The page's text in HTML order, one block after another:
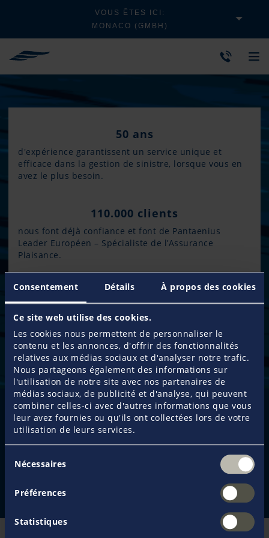
Consentement Détails À propos des cookies
Ce site web utilise des cookies.
Les cookies nous permettent de personnaliser le
contenu et les annonces, d'offrir des fonctionnalités
relatives aux médias sociaux et d'analyser notre trafic.
Nous partageons également des informations sur
l'utilisation de notre site avec nos partenaires de
médias sociaux, de publicité et d'analyse, qui peuvent
combiner celles-ci avec d'autres informations que vous
leur avez fournies ou qu'ils ont collectées lors de votre
utilisation de leurs services.
duNécessaires
Préférences
Statistiques
VOUS ÊTES ICI:
MONACO (GMBH)
50 ans
d'expérience garantissent un service unique et
efficace dans la gestion de sinistre, lorsque vous en
avez le plus besoin.
110.000 clients
nous font déjà confiance et font de Pantaenius
Leader Européen – Spécialiste de l’Assurance
Plaisance.
35.000 spécialistes
permettant d'assurer un véritable service local et de
conseil dans le monde entier.
Demander une proposition